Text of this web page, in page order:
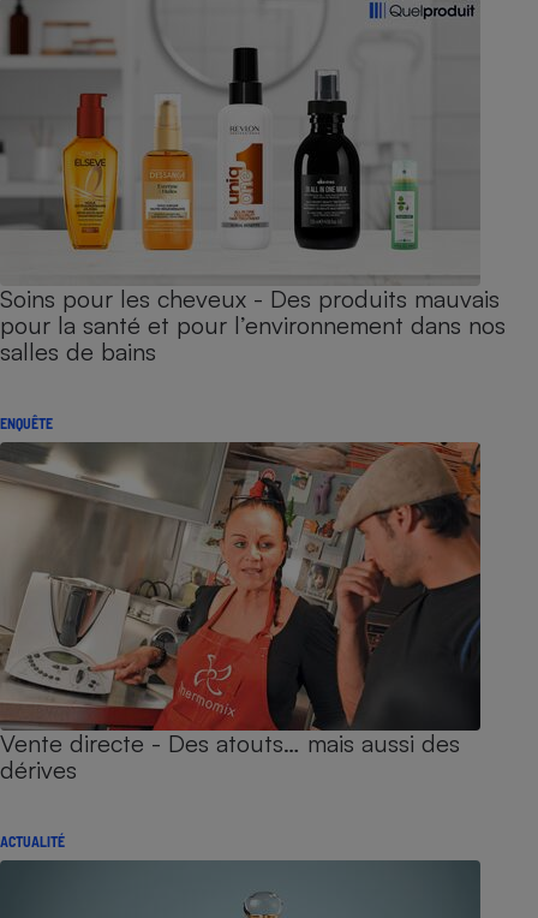
Soins pour les cheveux - Des produits mauvais
pour la santé et pour l’environnement dans nos
salles de bains
ENQUÊTE
Vente directe - Des atouts… mais aussi des
dérives
ACTUALITÉ